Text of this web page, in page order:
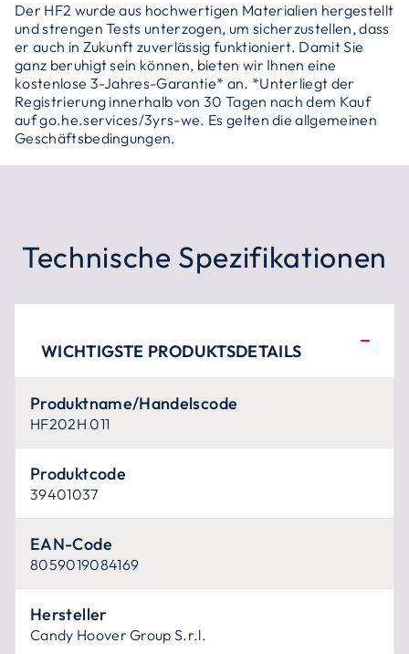
Der HF2 wurde aus hochwertigen Materialien hergestellt
und strengen Tests unterzogen, um sicherzustellen, dass
er auch in Zukunft zuverlässig funktioniert. Damit Sie
ganz beruhigt sein können, bieten wir Ihnen eine
kostenlose 3-Jahres-Garantie* an. *Unterliegt der
Registrierung innerhalb von 30 Tagen nach dem Kauf
auf go.he.services/3yrs-we. Es gelten die allgemeinen
Geschäftsbedingungen.
Technische Spezifikationen
WICHTIGSTE PRODUKTSDETAILS
Produktname/Handelscode
HF202H 011
Produktcode
39401037
EAN-Code
8059019084169
Hersteller
Candy Hoover Group S.r.l.